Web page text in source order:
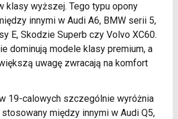
klasy wyższej. Tego typu opony
innymi w Audi A6, BMW serii 5,
E, Skodzie Superb czy Volvo XC60.
dominują modele klasy premium, a
uwagę zwracają na komfort
19-calowych szczególnie wyróżnia
między innymi w Audi Q5,